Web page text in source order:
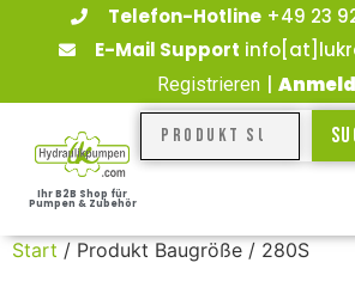
Telefon-Hotline+49 23
E-Mail Support
Registrieren
Ihr B2B Shop für
Pumpen & Zubehör
Start / Produkt Baugröße / 280S